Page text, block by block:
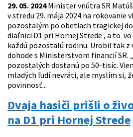
29. 05. 2024Minister vnútra SR
v stredu 29. mája 2024 na rokovanie
pozostalým po obetiach tragickej
diaľnici D1 pri Hornej Strede , a to vo
každú pozostalú rodinu. Urobil tak
dohode s Ministerstvom financií SR.
pozostalých dostanú po 50-tisíc.
mladých ľudí nevráti, ale myslím si,
povinnosť...
Dvaja hasiči prišli o
na D1 pri Hornej Strede